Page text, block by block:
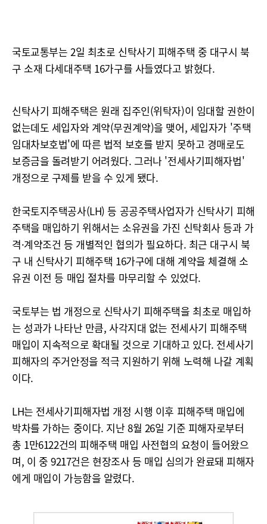
국토교통부는 2일 최초로 신탁사기 피해주택 중 대구시 북
구 소재 다세대주택 16가구를 사들였다고 밝혔다.
신탁사기 피해주택은 원래 집주인(위탁자)이 임대할 권한이
없는데도 세입자와 계약(무권계약)을 맺어, 세입자가 '주택
임대차보호법'에 따른 법적 보호를 받지 못하고 경매로도
보증금을 돌려받기 어려웠다. 그러나 '전세사기피해자법'
개정으로 구제를 받을 수 있게 됐다.
한국토지주택공사(LH) 등 공공주택사업자가 신탁사기 피해
주택을 매입하기 위해서는 소유권을 가진 신탁회사 등과 가
격·계약조건 등 개별적인 협의가 필요하다. 최근 대구시 북
구 내 신탁사기 피해주택 16가구에 대해 계약을 체결해 소
유권 이전 등 매입 절차를 마무리할 수 있었다.
국토부는 법 개정으로 신탁사기 피해주택을 최초로 매입하
는 성과가 나타난 만큼, 사각지대 없는 전세사기 피해주택
매입이 지속적으로 확대될 것으로 기대하고 있다. 전세사기
피해자의 주거안정을 적극 지원하기 위해 노력해 나갈 계획
이다.
LH는 전세사기피해자법 개정 시행 이후 피해주택 매입에
박차를 가하는 중이다. 지난 8월 26일 기준 피해자로부터
총 1만6122건의 피해주택 매입 사전협의 요청이 들어왔으
며, 이 중 9217건은 현장조사 등 매입 심의가 완료돼 피해자
에게 매입이 가능함을 알렸다.